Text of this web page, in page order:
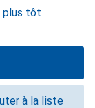
plus tôt
à la liste